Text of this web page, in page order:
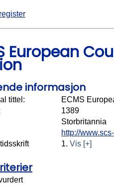
European
informasjon
tittel:
ECMS
1389
Storbritannia
http://
1. Vis [+]